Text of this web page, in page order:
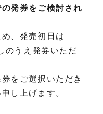
発券をご検討され
、発売初日は
のうえ発券いただ
をご選択いただき
し上げます。